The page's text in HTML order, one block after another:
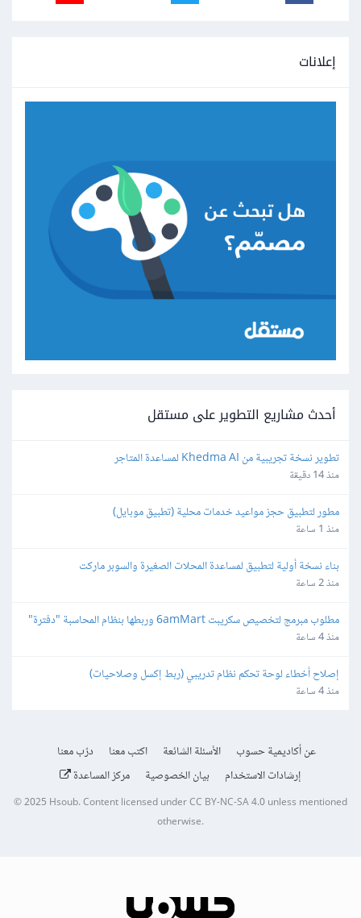
إعلانات
أحدث مشاريع التطوير على مستقل
تطوير نسخة تجريبية من Khedma AI لمساعدة المتاجر
منذ 14 دقيقة
مطور لتطبيق حجز مواعيد خدمات محلية (تطبيق موبايل)
منذ 1 ساعة
بناء نسخة أولية لتطبيق لمساعدة المحلات الصغيرة والسوبر ماركت
منذ 2 ساعة
وبوابات الدفع في مصر
منذ 4 ساعة
إصلاح أخطاء لوحة تحكم نظام تدريبي (ربط إكسل وصلاحيات)
منذ 4 ساعة
عن أكاديمية حسوب الأسئلة الشائعة اكتب معنا
درّب معنا
إرشادات الاستخدام
بيان الخصوصية مركز المساعدة
© 2025 Hsoub.Content licensed underCC BY-NC-SA 4.0unless mentioned
otherwise.